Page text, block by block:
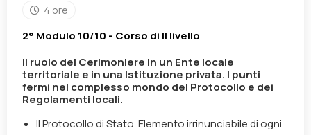
4 ore
2° Modulo 10/10 - Corso di II livello
Il ruolo del Cerimoniere in un Ente locale
territoriale e in una Istituzione privata. I punti
fermi nel complesso mondo del Protocollo e dei
Regolamenti locali.
Il Protocollo di Stato. Elemento irrinunciabile di ogni